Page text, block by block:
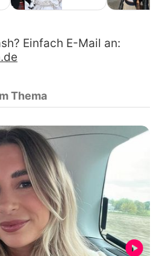
Einfach E-Mail an:
Thema